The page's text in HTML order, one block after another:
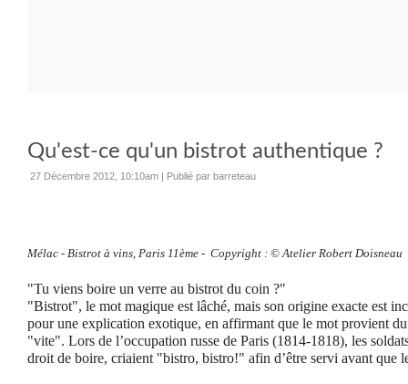
Qu'est-ce qu'un bistrot authentique ?
27 Décembre 2012, 10:10am | Publié par barreteau
Mélac - Bistrot à vins, Paris 11ème - Copyright : © Atelier Robert Doisneau
"Tu viens boire un verre au bistrot du coin ?"
"Bistrot", le mot magique est lâché, mais son origine exacte est
pour une explication exotique, en affirmant que le mot provient
"vite". Lors de l’occupation russe de Paris (1814-1818), les
droit de boire, criaient "bistro, bistro!" afin d’être servi avant que